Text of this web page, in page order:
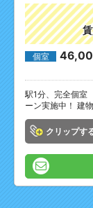
個室
駅1分、完全個室
ーン実施中！ 建
クリップ